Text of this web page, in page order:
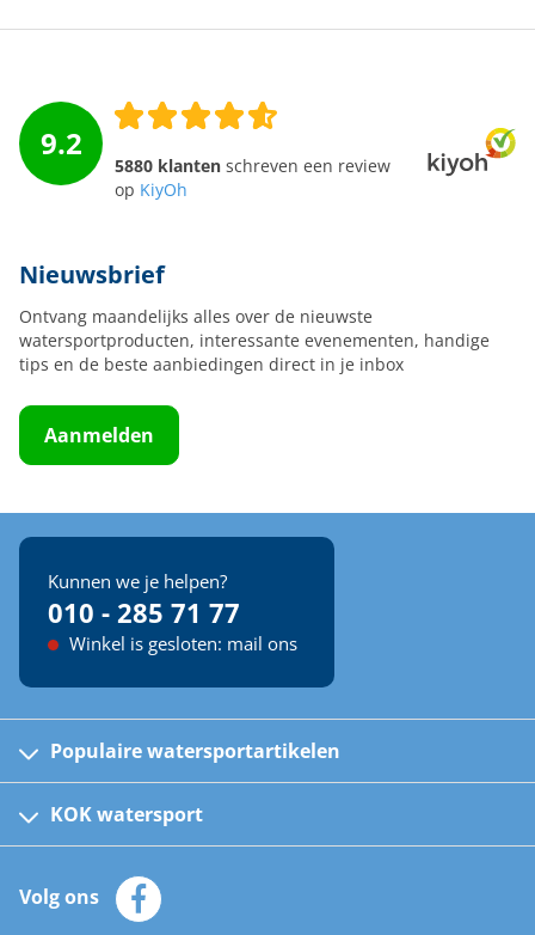
9.2
5880 klanten schreven een review
op KiyOh
Nieuwsbrief
Ontvang maandelijks alles over de nieuwste
watersportproducten, interessante evenementen, handige
tips en de beste aanbiedingen direct in je inbox
Aanmelden
Kunnen we je helpen?
010 - 285 71 77
Winkel is gesloten: mail ons
Populaire watersportartikelen
Kinder reddingsvesten
Automatische reddingsvesten
Zeilkleding
Zonnepanelen
KOK watersport
Klantenservice
Merken
Volg ons